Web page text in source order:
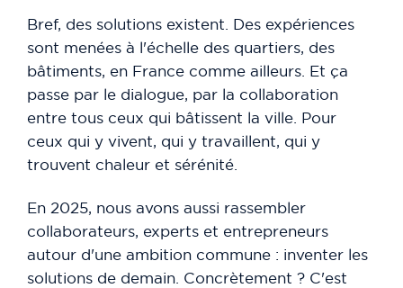
Bref, des solutions existent. Des expériences
sont menées à l'échelle des quartiers, des
bâtiments, en France comme ailleurs. Et ça
passe par le dialogue, par la collaboration
entre tous ceux qui bâtissent la ville. Pour
ceux qui y vivent, qui y travaillent, qui y
trouvent chaleur et sérénité.
En 2025, nous avons aussi rassembler
collaborateurs, experts et entrepreneurs
autour d'une ambition commune : inventer les
solutions de demain. Concrètement ? C'est